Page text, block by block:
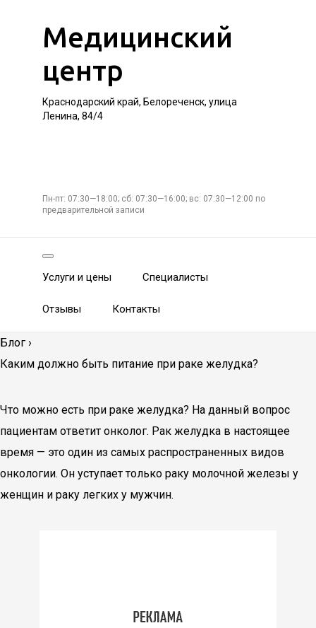
Медицинский
центр
Краснодарский край, Белореченск, улица
Ленина, 84/4
Пн-пт: 07:30—18:00; сб: 07:30—16:00; вс: 07:30—12:00 по
предварительной записи
Услуги и цены Специалисты
Отзывы Контакты
Блог ›
Каким должно быть питание при раке желудка?
Что можно есть при раке желудка? На данный вопрос
пациентам ответит онколог. Рак желудка в настоящее
время — это один из самых распространенных видов
онкологии. Он уступает только раку молочной железы у
женщин и раку легких у мужчин.